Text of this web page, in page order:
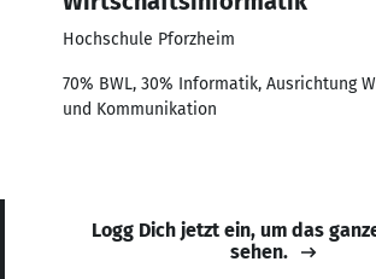
Hochschule Pforzheim
70% BWL, 30% Informatik, Ausrichtung
und Kommunikation
Logg Dich jetzt ein, um das
sehen.